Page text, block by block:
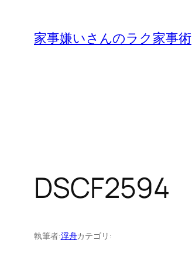
家事嫌いさんのラク家事術
DSCF2594
執筆者:浮舟カテゴリ: